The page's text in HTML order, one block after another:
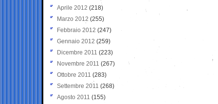
Aprile 2012 (218)
Marzo 2012 (255)
Febbraio 2012 (247)
Gennaio 2012 (259)
Dicembre 2011 (223)
Novembre 2011 (267)
Ottobre 2011 (283)
Settembre 2011 (268)
Agosto 2011 (155)